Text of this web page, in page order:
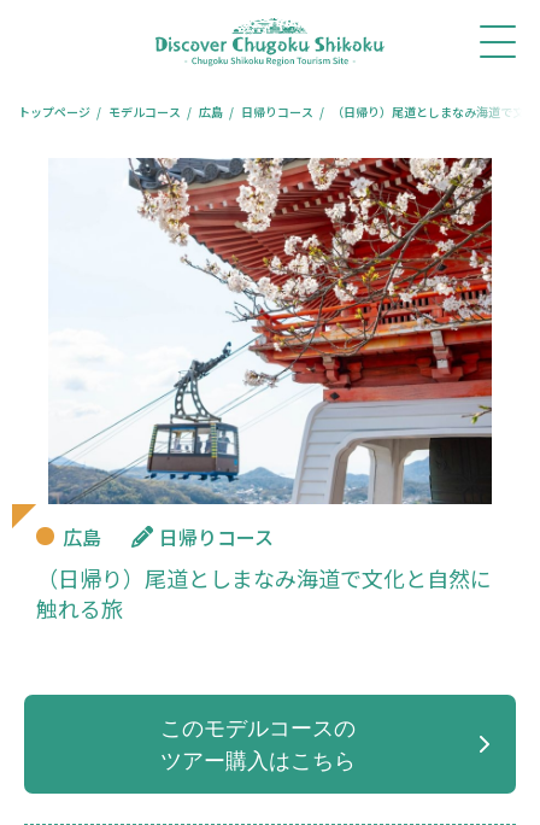
トップページ モデルコース 広島 日帰りコース （日帰り）尾道としまなみ海道で文
広島 日帰りコース
（日帰り）尾道としまなみ海道で文化と自然に
触れる旅
このモデルコースの
ツアー購入はこちら
体験・
ツアー
モデル
コース
旅コ
ラム
レストラ
ン予約